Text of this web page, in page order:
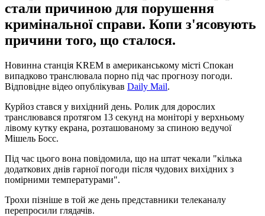
стали причиною для порушення
кримінальної справи. Копи з'ясовують
причини того, що сталося.
Новинна станція KREM в американському місті Спокан
випадково транслювала порно під час прогнозу погоди.
Відповідне відео опублікував Daily Mail.
Курйоз стався у вихідний день. Ролик для дорослих
транслювався протягом 13 секунд на моніторі у верхньому
лівому кутку екрана, розташованому за спиною ведучої
Мішель Босс.
Під час цього вона повідомила, що на штат чекали "кілька
додаткових днів гарної погоди після чудових вихідних з
помірними температурами".
Трохи пізніше в той же день представники телеканалу
перепросили глядачів.